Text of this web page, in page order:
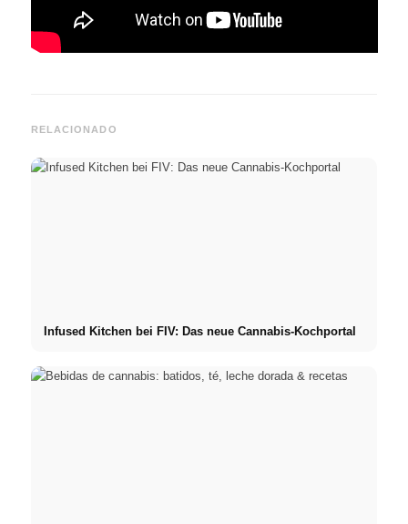
RELACIONADO
Infused Kitchen bei FIV: Das neue Cannabis-Kochportal